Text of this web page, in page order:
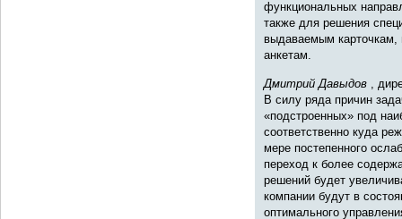
функциональных
также для решения
выдаваемым карточкам,
анкетам.
Дмитрий Давыдов
,
В силу ряда причин
«подстроенных» под
соответственно куда
мере постепенного
переход к более
решений будет
компании будут в
оптимального